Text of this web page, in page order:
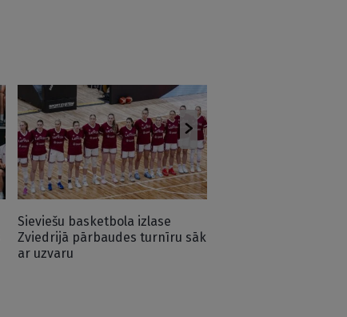
Sieviešu basketbola izlase
Zviedrijā pārbaudes turnīru sāk
ar uzvaru